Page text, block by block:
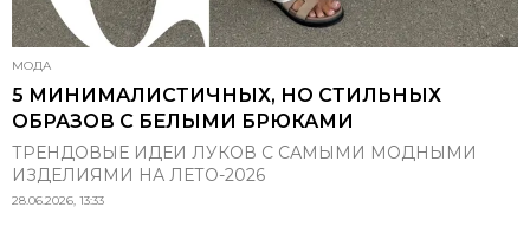
МОДА
5 МИНИМАЛИСТИЧНЫХ, НО СТИЛЬНЫХ
ОБРАЗОВ С БЕЛЫМИ БРЮКАМИ
ТРЕНДОВЫЕ ИДЕИ ЛУКОВ С САМЫМИ МОДНЫМИ
ИЗДЕЛИЯМИ НА ЛЕТО-2026
28.06.2026, 13:33